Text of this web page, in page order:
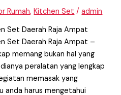
Rumah,Kitchen Set /admin
Set Daerah Raja Ampat
Set Daerah Raja Ampat –
memang bukan hal yang
peralatan yang lengkap
memasak yang
anda harus mengetahui